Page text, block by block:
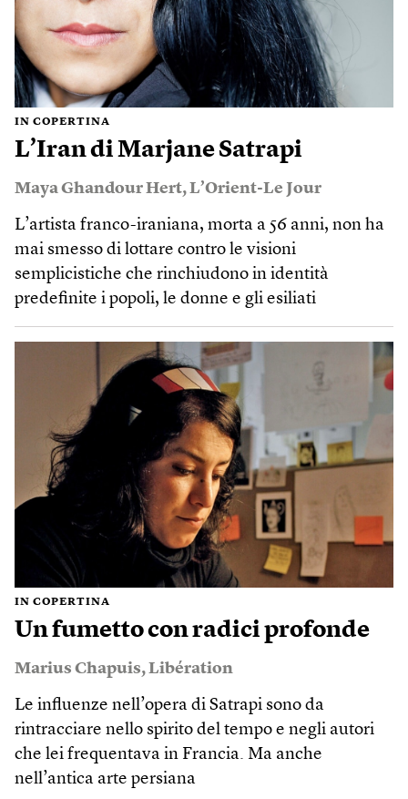
IN COPERTINA
L’Iran di Marjane Satrapi
Maya Ghandour Hert,L’Orient-Le Jour
L’artista franco-iraniana, morta a 56 anni, non ha
mai smesso di lottare contro le visioni
semplicistiche che rinchiudono in identità
predefinite i popoli, le donne e gli esiliati
IN COPERTINA
Un fumetto con radici profonde
Marius Chapuis,Libération
Le influenze nell’opera di Satrapi sono da
rintracciare nello spirito del tempo e negli autori
che lei frequentava in Francia. Ma anche
nell’antica arte persiana